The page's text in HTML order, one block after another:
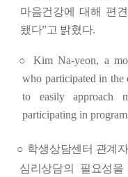
마음건강에 대해 편
됐다”고 밝혔다.
○ Kim Na-yeon, a
who participated in the
to easily approach
participating in
○ 학생상담센터 관계
심리상담의 필요성을